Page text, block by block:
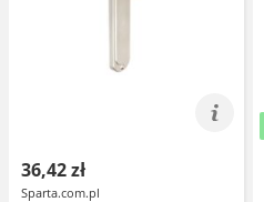
36,42 zł
Sparta.com.pl